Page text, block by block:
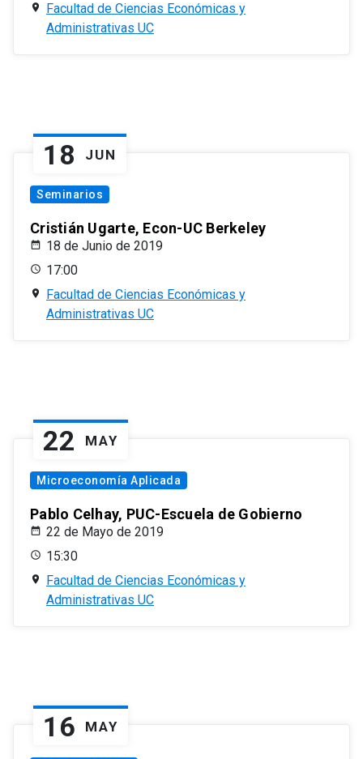
Facultad de Ciencias Económicas y
Administrativas UC
18 JUN
Seminarios
Cristián Ugarte, Econ-UC Berkeley
18 de Junio de 2019
17:00
Facultad de Ciencias Económicas y
Administrativas UC
22 MAY
Microeconomía Aplicada
Pablo Celhay, PUC-Escuela de Gobierno
22 de Mayo de 2019
15:30
Facultad de Ciencias Económicas y
Administrativas UC
16 MAY